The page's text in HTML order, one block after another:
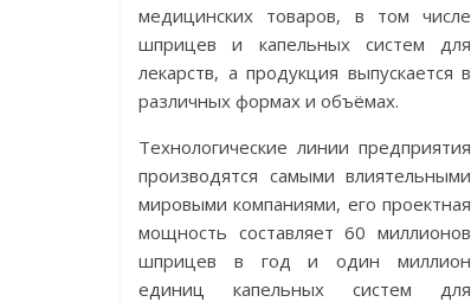
медицинских товаров, в том числе
шприцев и капельных систем для
лекарств, а продукция выпускается в
различных формах и объёмах.
Технологические линии предприятия
производятся самыми влиятельными
мировыми компаниями, его проектная
мощность составляет 60 миллионов
шприцев в год и один миллион
единиц капельных систем для